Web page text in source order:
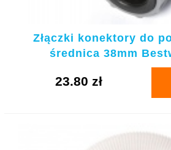
Złączki konektory do
średnica 38mm
23.80 zł